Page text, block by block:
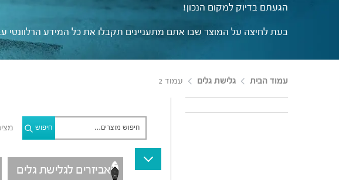
הגעתם בדיוק למקום הנכון!
בעת לחיצה על המוצר שבו אתם מתעניינים תקבלו את כל המידע הרלוונטי
עמוד הבית גלישת גלים עמוד 2
חיפוש מציג 25–48 מתוך 139
פויל גלישת גלים אביזרים לגלישת גלים